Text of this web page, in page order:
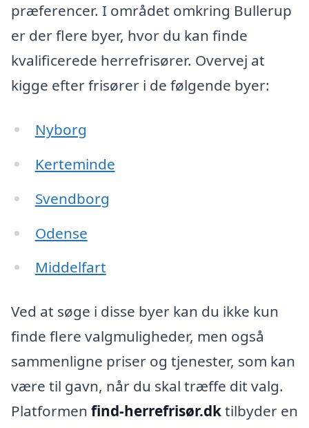
præferencer. I området omkring Bullerup
er der flere byer, hvor du kan finde
kvalificerede herrefrisører. Overvej at
kigge efter frisører i de følgende byer:
Nyborg
Kerteminde
Svendborg
Odense
Middelfart
Ved at søge i disse byer kan du ikke kun
finde flere valgmuligheder, men også
sammenligne priser og tjenester, som kan
være til gavn, når du skal træffe dit valg.
Platformen find-herrefrisør.dktilbyder en